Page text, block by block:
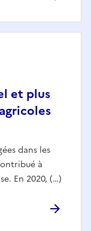
et plus
dans les
à
En 2020, (…)